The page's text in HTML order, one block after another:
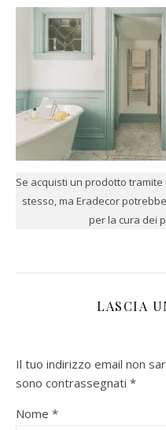
Se acquisti un prodotto
stesso, ma Eradecor
per la cura dei
LASCIA
Il tuo indirizzo email non
sono contrassegnati *
Nome *